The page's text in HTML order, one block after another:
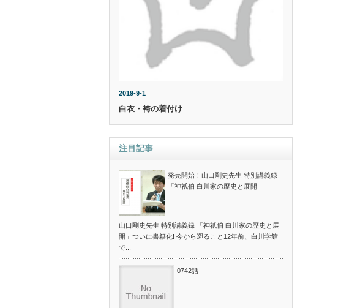
2019-9-1
白衣・袴の着付け
注目記事
発売開始！山口剛史先生 特別講義録
「神祇伯 白川家の歴史と展開」
山口剛史先生 特別講義録 「神祇伯 白川家の歴史と展
開」ついに書籍化! 今から遡ること12年前、白川学館
で...
0742話